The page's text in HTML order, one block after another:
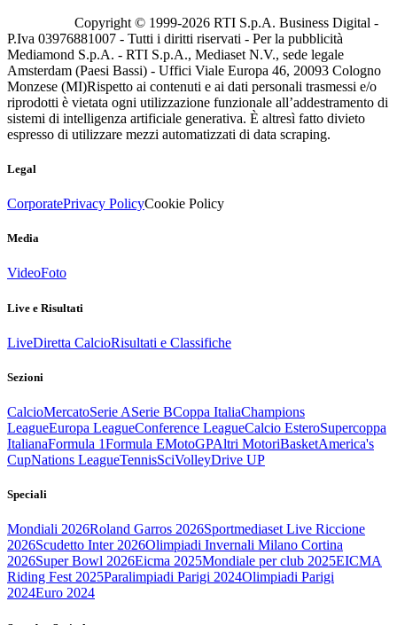
Copyright © 1999-2026 RTI S.p.A. Business Digital -
P.Iva 03976881007 - Tutti i diritti riservati - Per la pubblicità
Mediamond S.p.A. - RTI S.p.A., Mediaset N.V., sede legale
Amsterdam (Paesi Bassi) - Uffici Viale Europa 46, 20093 Cologno
Monzese (MI)Rispetto ai contenuti e ai dati personali trasmessi e/o
riprodotti è vietata ogni utilizzazione funzionale all’addestramento di
sistemi di intelligenza artificiale generativa. È altresì fatto divieto
espresso di utilizzare mezzi automatizzati di data scraping.
Legal
CorporatePrivacy PolicyCookie Policy
Media
VideoFoto
Live e Risultati
LiveDiretta CalcioRisultati e Classifiche
Sezioni
CalcioMercatoSerie ASerie BCoppa ItaliaChampions
LeagueEuropa LeagueConference LeagueCalcio EsteroSupercoppa
ItalianaFormula 1Formula EMotoGPAltri MotoriBasketAmerica's
CupNations LeagueTennisSciVolleyDrive UP
Speciali
Mondiali 2026Roland Garros 2026Sportmediaset Live Riccione
2026Scudetto Inter 2026Olimpiadi Invernali Milano Cortina
2026Super Bowl 2026Eicma 2025Mondiale per club 2025EICMA
Riding Fest 2025Paralimpiadi Parigi 2024Olimpiadi Parigi
2024Euro 2024